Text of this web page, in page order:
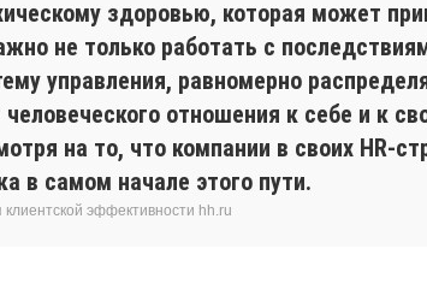
здоровью, которая может
не только работать с
управления, равномерно
отношения к себе и к
на то, что компании в своих HR-
в самом начале этого пути.
эффективности hh.ru